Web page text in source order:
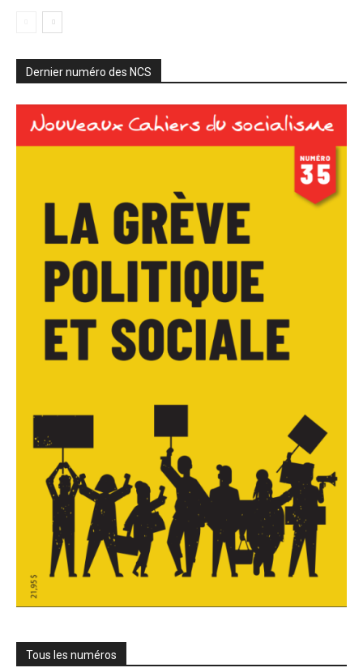
Dernier numéro des NCS
Tous les numéros